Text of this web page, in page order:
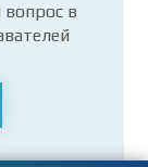
вопрос в